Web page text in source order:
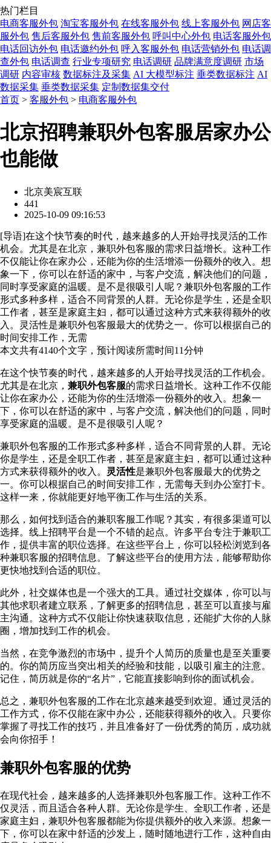
热门栏目
电商客服外包 淘宝客服外包 在线客服外包 线上客服外包 网店客
服外包 售后客服外包 售前客服外包 呼叫中心外包 电话客服外包
电话回访外包 电话邀约外包 呼入客服外包 电话营销外包 电话调
查外包 电话调查 行业专项研究 电话调研 品牌满意度调研 市场
调研 内容审核 数据标注及采集 AI 大模型标注 垂类数据标注 AI
数据采集 垂类数据采集 定制数据集交付
首页 > 客服外包 > 电商客服外包
北京招聘兼职外包客服居家办公
也能做
北京美宸互联
441
2025-10-09 09:16:53
[导语]在这个快节奏的时代，越来越多的人开始寻找灵活的工作
机会。尤其是在北京，兼职外包客服的需求日益增长。这种工作
不仅能让你在家办公，还能为你的生活增添一份额外的收入。想
象一下，你可以在舒适的家中，与客户交流，解决他们的问题，
同时享受家庭的温暖。是不是很吸引人呢？兼职外包客服的工作
形式多种多样，适合不同背景的人群。无论你是学生，还是全职
工作者，甚至是家庭主妇，都可以通过这种方式来获得额外的收
入。灵活性是兼职外包客服最大的优势之一。你可以根据自己的
时间安排工作，无需
本文共有4140个文字，预计阅读所需时间11分钟
在这个快节奏的时代，越来越多的人开始寻找灵活的工作机会。
尤其是在北京， 兼职外包客服的需求日益增长。这种工作不仅能
让你在家办公，还能为你的生活增添一份额外的收入。想象一
下，你可以在舒适的家中，与客户交流，解决他们的问题，同时
享受家庭的温暖。是不是很吸引人呢？
兼职外包客服的工作形式多种多样，适合不同背景的人群。无论
你是学生，还是全职工作者，甚至是家庭主妇，都可以通过这种
方式来获得额外的收入。
灵活性是兼职外包客服最大的优势之
一。你可以根据自己的时间安排工作，无需每天到办公室打卡。
这样一来，你就能更好地平衡工作与生活的关系。
那么，如何找到适合的兼职客服工作呢？其实，有很多渠道可以
选择。线上招聘平台是一个不错的起点。许多平台专注于兼职工
作，提供丰富的职位选择。在这些平台上，你可以轻松浏览到各
种兼职客服的招聘信息。了解这些平台的使用方法，能够帮助你
更快地找到合适的职位。
此外，社交媒体也是一个强大的工具。通过社交媒体，你可以与
其他求职者建立联系，了解更多的招聘信息，甚至可以直接与雇
主沟通。这种方式不仅能让你快速获取信息，还能扩大你的人脉
圈，增加找到工作的机会。
当然，在竞争激烈的市场中，提升个人简历的质量也是至关重要
的。你的简历应当突出相关的经验和技能，以吸引雇主的注意。
记住，简历就是你的“名片”，它能直接影响到你的面试机会。
总之，兼职外包客服的工作在北京越来越受到欢迎。通过灵活的
工作方式，你不仅能在家中办公，还能获得额外的收入。只要你
掌握了寻找工作的技巧，并且准备好了一份优秀的简历，成功就
会向你招手！
兼职外包客服的优势
在现代社会，越来越多的人选择兼职外包客服工作。这种工作不
仅灵活，而且适合各种人群。无论你是学生、全职工作者，还是
家庭主妇，兼职外包客服都能为你提供额外的收入来源。想象一
下，你可以在家中舒适的沙发上，随时随地进行工作，这种自由